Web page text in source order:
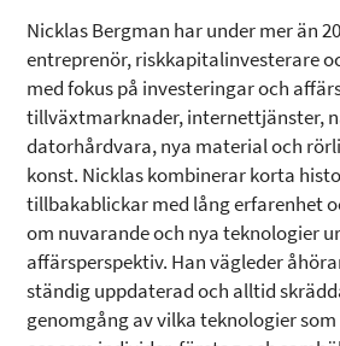
Nicklas Bergman har under mer än
entreprenör, riskkapitalinvesterare
med fokus på investeringar och
tillväxtmarknader, internettjänster,
datorhårdvara, nya material och
konst. Nicklas kombinerar korta
tillbakablickar med lång erfarenhet
om nuvarande och nya teknologier
affärsperspektiv. Han vägleder
ständig uppdaterad och alltid
genomgång av vilka teknologier